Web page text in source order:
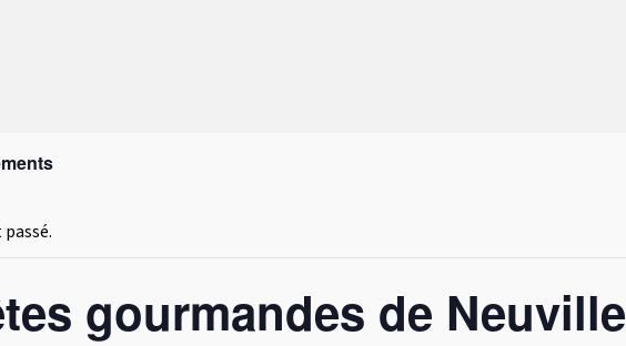
gourmandes de Neuville